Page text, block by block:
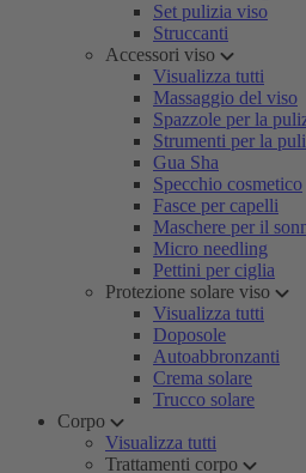
Set pulizia viso
Struccanti
Accessori viso
Visualizza tutti
Massaggio del viso
Spazzole per la
Strumenti per la
Gua Sha
Specchio cosmetico
Fasce per capelli
Maschere per il
Micro needling
Pettini per ciglia
Protezione solare viso
Visualizza tutti
Doposole
Autoabbronzanti
Crema solare
Trucco solare
Corpo
Visualizza tutti
Trattamenti corpo